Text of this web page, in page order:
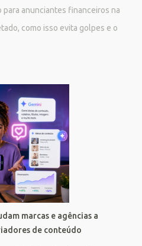
anunciantes financeiros na
como isso evita golpes e o
marcas e agências a
de conteúdo